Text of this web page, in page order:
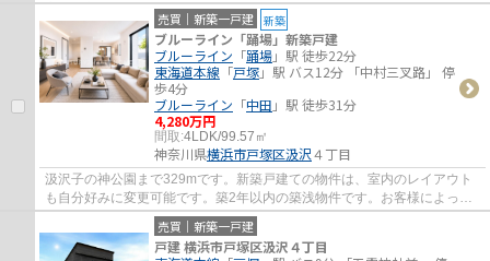
心地の良い中古マンションで魅力的です。横...
売買｜新築一戸建 新築
ブルーライン「踊場」新築戸建
ブルーライン 「踊場」駅 徒歩22分
東海道本線 「戸塚」駅 バス12分 「中村三叉路」 停
歩4分
ブルーライン 「中田 」駅 徒歩31分
4,280万円
間取:4LDK/99.57㎡
神奈川県横浜市戸塚区汲沢４丁目
汲沢子の神公園まで329mです。新築戸建ての物件は、室内のレイアウト
も自分好みに変更可能です。築2年以内の築浅物件です。お客様によって
希望条件は異なります。当社ではお客様個人の...
売買｜新築一戸建
戸建 横浜市戸塚区汲沢４丁目